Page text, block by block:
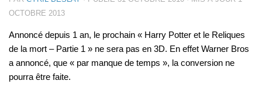
OCTOBRE 2013
Annoncé depuis 1 an, le prochain « Harry Potter et le Reliques
de la mort – Partie 1 » ne sera pas en 3D. En effet Warner Bros
a annoncé, que « par manque de temps », la conversion ne
pourra être faite.